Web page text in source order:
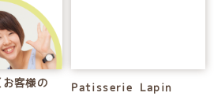
"name" on null in
public_html/wp-
blog.php
客様の
Patisserie Lapin